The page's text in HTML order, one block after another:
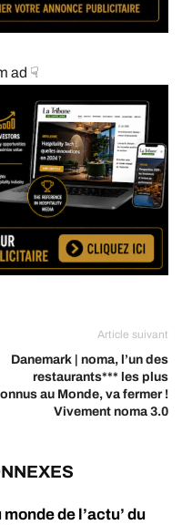
ad ☟
Article suivant
Danemark | noma, l’un des
restaurants*** les plus
au Monde, va fermer !
Vivement noma 3.0
de l’actu’ du